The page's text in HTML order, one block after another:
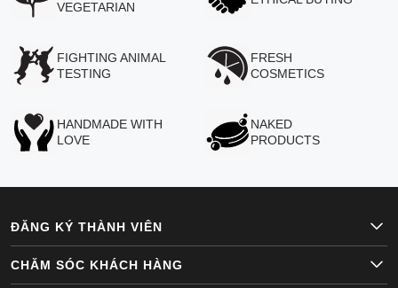
VEGETARIAN
FIGHTING ANIMAL
TESTING
FRESH
COSMETICS
HANDMADE WITH
LOVE
NAKED
PRODUCTS
ĐĂNG KÝ THÀNH VIÊN
CHĂM SÓC KHÁCH HÀNG